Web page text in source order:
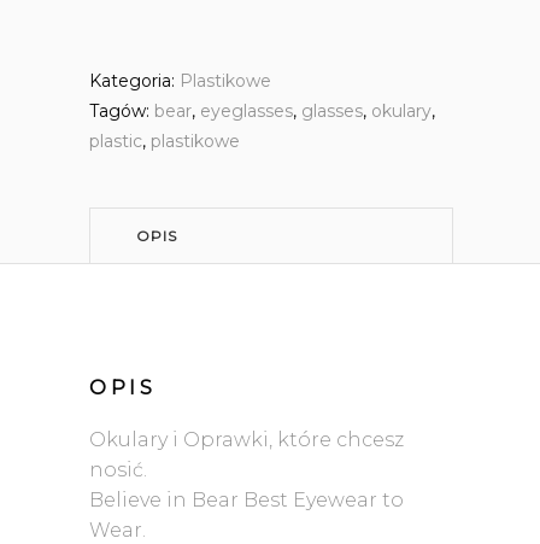
Kategoria: Plastikowe
Tagów: bear, eyeglasses, glasses, okulary,
plastic, plastikowe
OPIS
OPIS
Okulary i Oprawki, które chcesz
nosić.
Believe in Bear Best Eyewear to
Wear.